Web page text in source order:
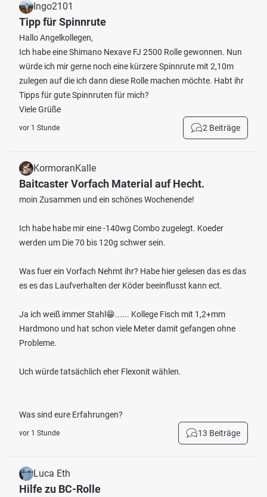
Ingo2101
Tipp für Spinnrute
Hallo Angelkollegen,
Ich habe eine Shimano Nexave FJ 2500 Rolle gewonnen. Nun
würde ich mir gerne noch eine kürzere Spinnrute mit 2,10m
zulegen auf die ich dann diese Rolle machen möchte. Habt ihr
Tipps für gute Spinnruten für mich?
Viele Grüße
vor 1 Stunde 2 Beiträge
KormoranKalle
Baitcaster Vorfach Material auf Hecht.
moin Zusammen und ein schönes Wochenende!
Ich habe habe mir eine -140wg Combo zugelegt. Koeder
werden um Die 70 bis 120g schwer sein.
Was fuer ein Vorfach Nehmt ihr? Habe hier gelesen das es das
es es das Laufverhalten der Köder beeinflusst kann ect.
Ja ich weiß immer Stahl😁...... Kollege Fisch mit 1,2+mm
Hardmono und hat schon viele Meter damit gefangen ohne
Probleme.
Uch würde tatsächlich eher Flexonit wählen.
Was sind eure Erfahrungen?
vor 1 Stunde 13 Beiträge
Luca Eth
Hilfe zu BC-Rolle